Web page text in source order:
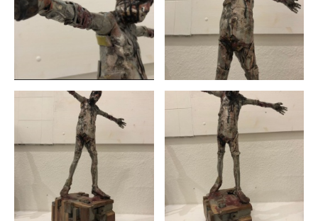
Line Rime
Marina Lutz
Matthias Fattinger
Mor Talla Thiam
Nicolai Kern
Niels Reyes